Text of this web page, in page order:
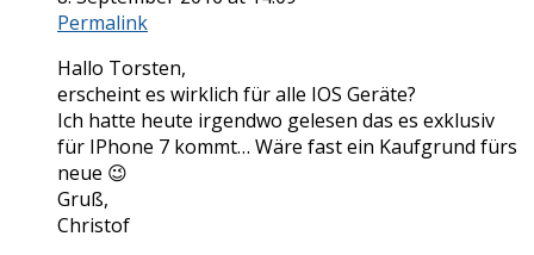
Permalink
Hallo Torsten,
erscheint es wirklich für alle IOS Geräte?
Ich hatte heute irgendwo gelesen das es exklusiv
für IPhone 7 kommt… Wäre fast ein Kaufgrund fürs
neue 😉
Gruß,
Christof